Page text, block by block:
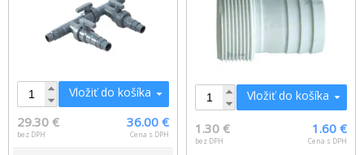
Vložiť do košíka
29.30 €
bez DPH
36.00 €
Cena s DPH
Vložiť do košíka
1.30 €
bez DPH
1.60 €
Cena s DPH